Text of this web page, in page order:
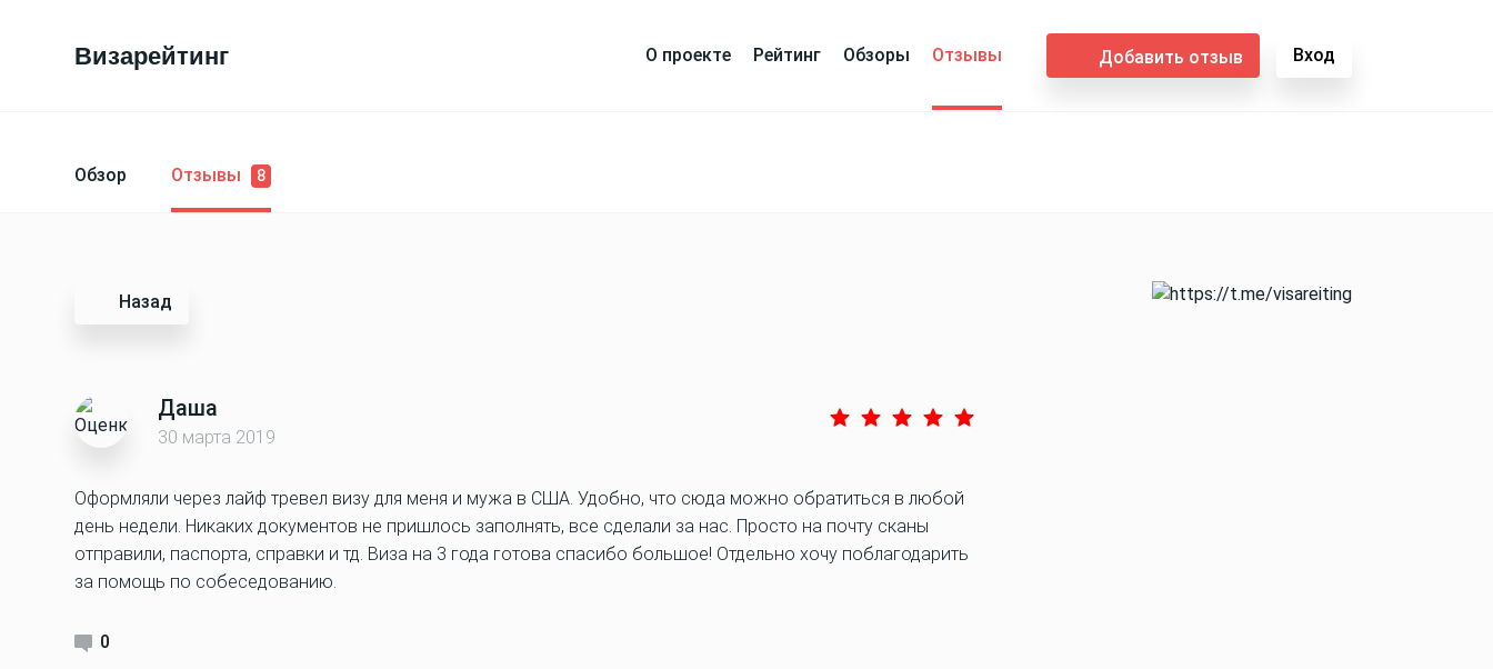
Визарейтинг О проекте Рейтинг Обзоры Отзывы Добавить отзыв Вход
Обзор Отзывы 8
Назад
Даша
30 марта 2019
Оформляли через лайф тревел визу для меня и мужа в США. Удобно, что сюда можно обратиться в любой
день недели. Никаких документов не пришлось заполнять, все сделали за нас. Просто на почту сканы
отправили, паспорта, справки и тд. Виза на 3 года готова спасибо большое! Отдельно хочу поблагодарить
за помощь по собеседованию.
0